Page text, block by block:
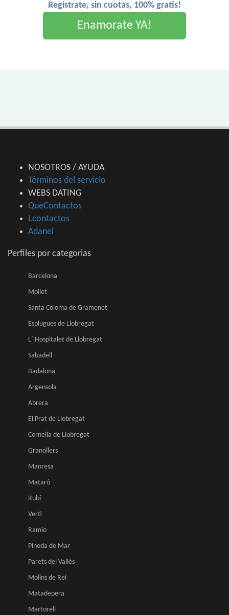
Registrate, sin cuotas, 100% gratis!
Enamorate YA!
NOSOTROS / AYUDA
Términos del servicio
WEBS DATING
QueContactos
Lcontactos
Adanel
Perfiles por categorias
Barcelona
Mollet
Santa Coloma de Gramenet
Esplugues de Llobregat
L´ Hospitalet de Llobregat
Sabadell
Badalona
Argensola
Abrera
El Prat de Llobregat
Cornella de Llobregat
Granollers
Manresa
Mataró
Rubí
Verti
Ramio
Pineda de Mar
Parets del Vallès
Molins de Rei
Matadepera
Martorell